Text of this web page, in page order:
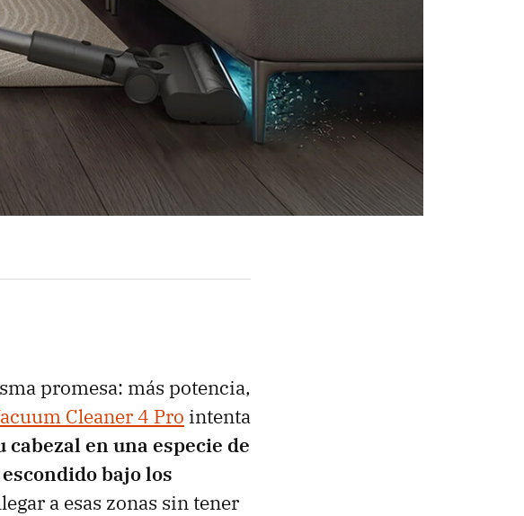
promesa: más potencia,
Cleaner 4 Pro intenta
en una especie de
bajo los
a esas zonas sin tener